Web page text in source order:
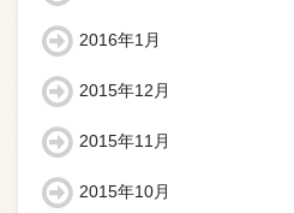
2016年1月
2015年12月
2015年11月
2015年10月